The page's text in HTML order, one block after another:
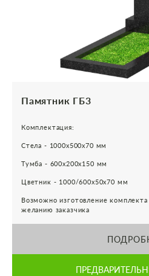
Памятник ГБ3
Комплектация:
Стела - 1000х500х70 мм
Тумба - 600х200х150 мм
Цветник - 1000/600х50х70 мм
Возможно изготовление комплекта
желанию заказчика